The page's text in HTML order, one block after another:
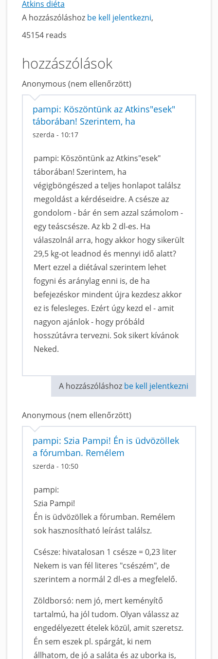
Atkins diéta
A hozzászóláshoz be kell jelentkezni
45154 reads
hozzászólások
Anonymous (nem ellenőrzött)
pampi: Köszöntünk az Atkins"esek"
táborában! Szerintem, ha
szerda - 10:17
pampi: Köszöntünk az Atkins"esek"
táborában! Szerintem, ha
végigböngészed a teljes honlapot találsz
megoldást a kérdéseidre. A csésze az
gondolom - bár én sem azzal számolom -
egy teáscsésze. Az kb 2 dl-es. Ha
válaszolnál arra, hogy akkor hogy sikerült
29,5 kg-ot leadnod és mennyi idő alatt?
Mert ezzel a diétával szerintem lehet
fogyni és aránylag enni is, de ha
befejezéskor mindent újra kezdesz akkor
ez is felesleges. Ezért úgy kezd el - amit
nagyon ajánlok - hogy próbáld
hosszútávra tervezni. Sok sikert kívánok
Neked.
A hozzászóláshoz be kell jelentkezni
Anonymous (nem ellenőrzött)
pampi: Szia Pampi! Én is üdvözöllek
a fórumban. Remélem
szerda - 10:50
pampi:
Szia Pampi!
Én is üdvözöllek a fórumban. Remélem
sok hasznosítható leírást találsz.
Csésze: hivatalosan 1 csésze = 0,23 liter
Nekem is van fél literes "csészém", de
szerintem a normál 2 dl-es a megfelelő.
Zöldborsó: nem jó, mert keményítő
tartalmú, ha jól tudom. Olyan válassz az
engedélyezett ételek közül, amit szeretsz.
Én sem eszek pl. spárgát, ki nem
állhatom, de jó a saláta és az uborka is,